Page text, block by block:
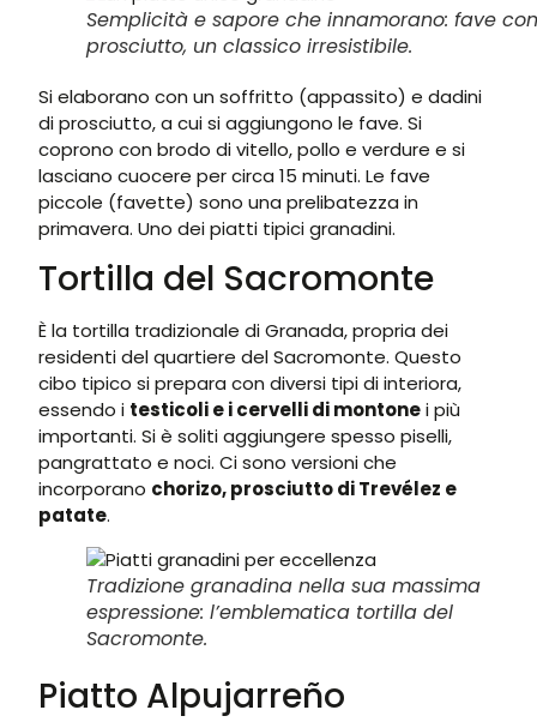
Semplicità e sapore che innamorano: fave con
prosciutto, un classico irresistibile.
Si elaborano con un soffritto (appassito) e dadini
di prosciutto, a cui si aggiungono le fave. Si
coprono con brodo di vitello, pollo e verdure e si
lasciano cuocere per circa 15 minuti. Le fave
piccole (favette) sono una prelibatezza in
primavera. Uno dei piatti tipici granadini.
Tortilla del Sacromonte
È la tortilla tradizionale di Granada, propria dei
residenti del quartiere del Sacromonte. Questo
cibo tipico si prepara con diversi tipi di interiora,
essendo i testicoli e i cervelli di montonei più
importanti. Si è soliti aggiungere spesso piselli,
pangrattato e noci. Ci sono versioni che
incorporano chorizo, prosciutto di Trevélez e
patate.
Tradizione granadina nella sua massima
espressione: l’emblematica tortilla del
Sacromonte.
Piatto Alpujarreño